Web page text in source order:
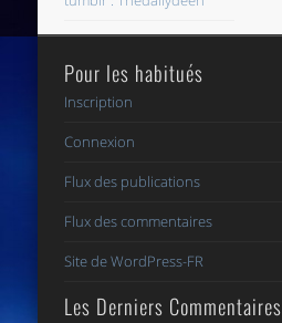
Pour les habitués
Inscription
Connexion
Flux des publications
Flux des commentaires
Site de WordPress-FR
Les Derniers Commentaires